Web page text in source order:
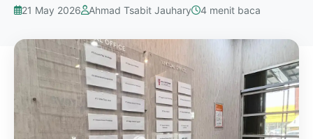
21 May 2026 Ahmad Tsabit Jauhary 4 menit baca